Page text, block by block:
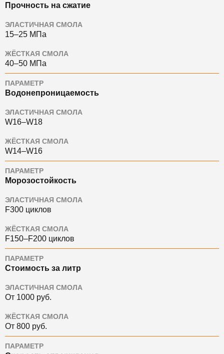
Прочность на сжатие
ЭЛАСТИЧНАЯ СМОЛА
15–25 МПа
ЖЁСТКАЯ СМОЛА
40–50 МПа
ПАРАМЕТР
Водонепроницаемость
ЭЛАСТИЧНАЯ СМОЛА
W16–W18
ЖЁСТКАЯ СМОЛА
W14–W16
ПАРАМЕТР
Морозостойкость
ЭЛАСТИЧНАЯ СМОЛА
F300 циклов
ЖЁСТКАЯ СМОЛА
F150–F200 циклов
ПАРАМЕТР
Стоимость за литр
ЭЛАСТИЧНАЯ СМОЛА
От 1000 руб.
ЖЁСТКАЯ СМОЛА
От 800 руб.
ПАРАМЕТР